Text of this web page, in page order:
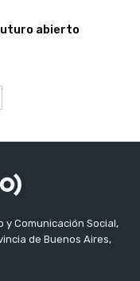
abierto
y Comunicación Social,
de Buenos Aires,